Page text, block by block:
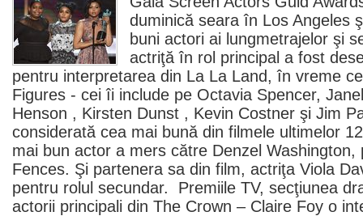
duminică seara în Los Angeles
buni actori ai lungmetrajelor şi
actriţă în rol principal a fost
pentru interpretarea din La La Land, în vreme
Figures - cei îi include pe Octavia Spencer,
Henson , Kirsten Dunst , Kevin Costner şi Jim
considerată cea mai bună din filmele ultimelor
mai bun actor a mers către Denzel Washington,
Fences. Şi partenera sa din film, actriţa Viola
pentru rolul secundar. Premiile TV, secţiunea
actorii principali din The Crown – Claire Foy o